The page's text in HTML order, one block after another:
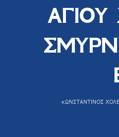
KΩΝΣΤΑΝΤΊΝΟΣ